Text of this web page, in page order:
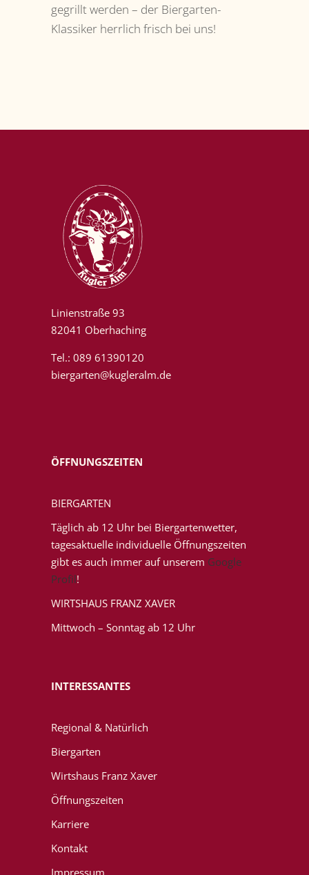
gegrillt werden – der Biergarten-
Klassiker herrlich frisch bei uns!
Linienstraße 93
82041 Oberhaching
Tel.: 089 61390120
biergarten@kugleralm.de
ÖFFNUNGSZEITEN
BIERGARTEN
Täglich ab 12 Uhr bei Biergartenwetter,
tagesaktuelle individuelle Öffnungszeiten
gibt es auch immer auf unserem Google
Profil!
WIRTSHAUS FRANZ XAVER
Mittwoch – Sonntag ab 12 Uhr
INTERESSANTES
Regional & Natürlich
Biergarten
Wirtshaus Franz Xaver
Öffnungszeiten
Karriere
Kontakt
Impressum